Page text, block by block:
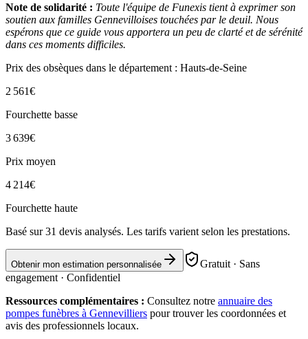
Note de solidarité : Toute l'équipe de Funexis tient à exprimer son
soutien aux familles Gennevilloises touchées par le deuil. Nous
espérons que ce guide vous apportera un peu de clarté et de sérénité
dans ces moments difficiles.
Prix des obsèques dans le département : Hauts-de-Seine
2 561€
Fourchette basse
3 639€
Prix moyen
4 214€
Fourchette haute
Basé sur31 devis analysés. Les tarifs varient selon les prestations.
Obtenir mon estimation personnalisée
Gratuit · Sans
engagement · Confidentiel
Ressources complémentaires : Consultez notre annuaire des
pompes funèbres à Gennevilliers pour trouver les coordonnées et
avis des professionnels locaux.